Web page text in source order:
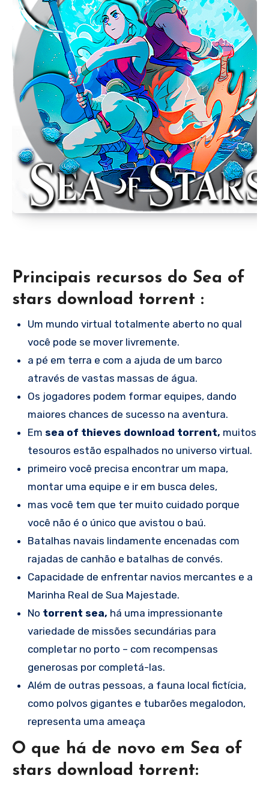
Principais recursos do Sea of
stars download torrent :
Um mundo virtual totalmente aberto no qual
você pode se mover livremente.
a pé em terra e com a ajuda de um barco
através de vastas massas de água.
Os jogadores podem formar equipes, dando
maiores chances de sucesso na aventura.
Em sea of thieves download torrent, muitos
tesouros estão espalhados no universo virtual.
primeiro você precisa encontrar um mapa,
montar uma equipe e ir em busca deles,
mas você tem que ter muito cuidado porque
você não é o único que avistou o baú.
Batalhas navais lindamente encenadas com
rajadas de canhão e batalhas de convés.
Capacidade de enfrentar navios mercantes e a
Marinha Real de Sua Majestade.
No torrent sea, há uma impressionante
variedade de missões secundárias para
completar no porto – com recompensas
generosas por completá-las.
Além de outras pessoas, a fauna local fictícia,
como polvos gigantes e tubarões megalodon,
representa uma ameaça
O que há de novo em Sea of
stars download torrent: